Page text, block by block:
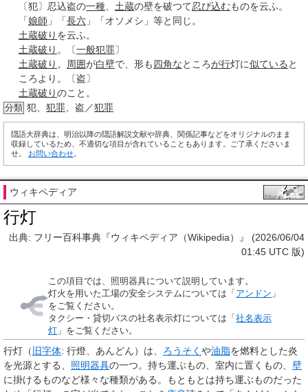
〔犯〕忍込盗の一種 土蔵の壁を破つて忍び込むものを云ふ。
「娘師 」「長六 」「オソメシ」等と同じ。
土蔵破り を云ふ。
土蔵破り 。〔一般犯罪〕
土蔵破り 。 周囲が白壁で、形も四角なところが行灯に似ている と
ころより。〔盗〕
土蔵破りのこと。
分類 犯、 犯罪 、盗／犯罪
隠語大辞典は、明治以降の隠語解説文献や辞典、関係記事などをオリジナルのまま
収録しているため、不適切な項目が含れていることもあります。ご了承くださいま
せ。 お問い合わせ
ウィキペディア
行灯
出典: フリー百科事典『ウィキペディア（Wikipedia）』 (2026/06/04
01:45 UTC 版)
この項目では、照明器具について説明しています。
灯火を用いた工場の安全システムについては「 アンドン 」
をご覧ください。
タクシー・貸切バスの社名表示灯については「社名表示
灯 」をご覧ください。
行灯 （ 旧字体: 行燈 、あんどん）は、 ろうそく や油脂を燃料とした炎
を光源とする、 照明器具の一つ。持ち運ぶもの、室内に置くもの、 壁
に掛けるものなど様々な種類がある。もともとは持ち運ぶものだった